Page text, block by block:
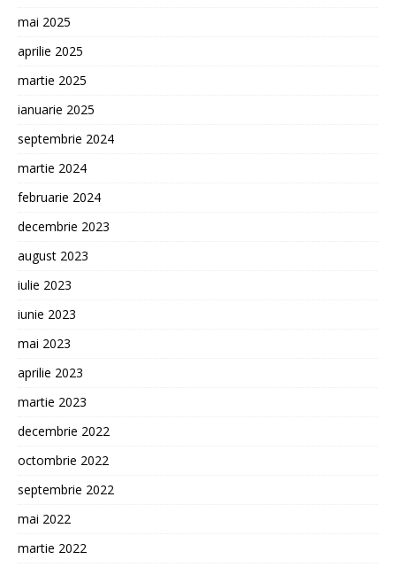
mai 2025
aprilie 2025
martie 2025
ianuarie 2025
septembrie 2024
martie 2024
februarie 2024
decembrie 2023
august 2023
iulie 2023
iunie 2023
mai 2023
aprilie 2023
martie 2023
decembrie 2022
octombrie 2022
septembrie 2022
mai 2022
martie 2022